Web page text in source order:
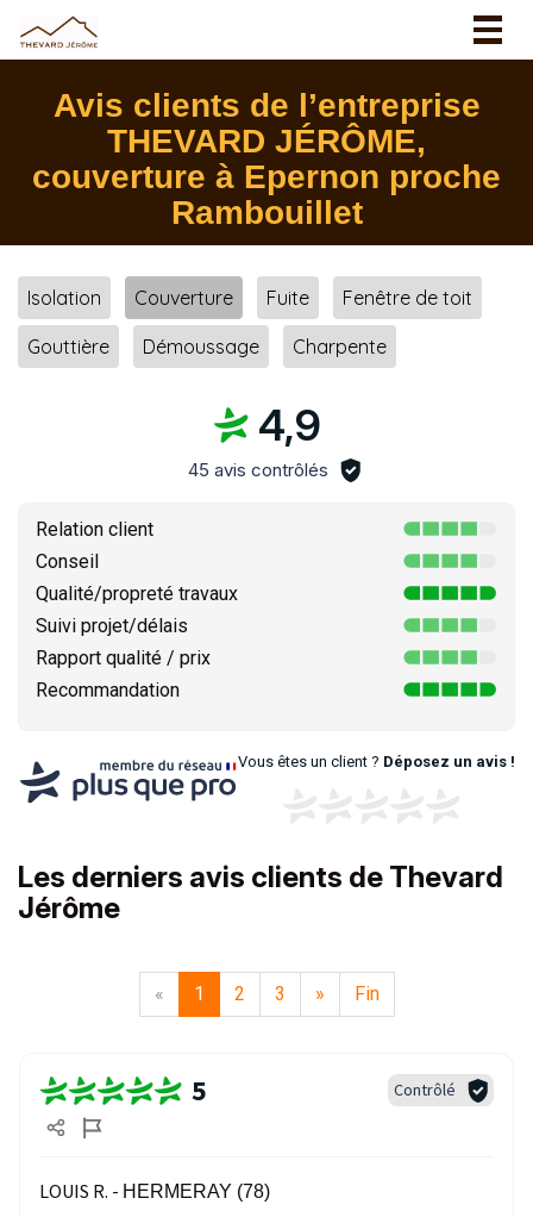
Avis clients de l’entreprise
THEVARD JÉRÔME,
couverture à Epernon proche
Rambouillet
Isolation Couverture Fuite Fenêtre de toit
Gouttière Démoussage Charpente
4,9
45 avis contrôlés
Relation client
Conseil
Qualité/propreté travaux
Suivi projet/délais
Rapport qualité / prix
Recommandation
Vous êtes un client ? Déposez un avis !
Les derniers avis clients de Thevard
Jérôme
« 1 2 3 » Fin
5 Contrôlé
LOUIS R. - HERMERAY (78)